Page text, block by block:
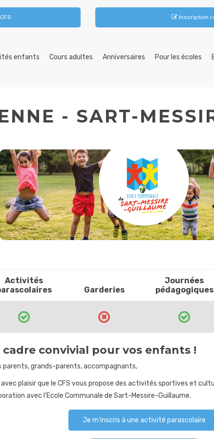
Inscription
enfants Cours adultes Anniversaires Pour les écoles
- SART-
Activités
Garderies
Journées
pédagogiques
cadre convivial pour vos enfants !
parents, grands-parents, accompagnants,
avec plaisir que le CFS vous propose des activités sportives et
avec l’Ecole Communale de Sart-Messire-Guillaume.
Je m'inscris à une activité parascolaire